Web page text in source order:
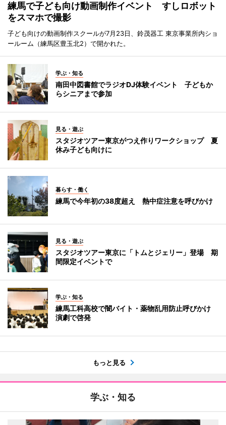
練馬で子ども向け動画制作イベント すしロボット
をスマホで撮影
子ども向けの動画制作スクールが7月23日、鈴茂器工 東京事業所内ショ
ールーム（練馬区豊玉北2）で開かれた。
学ぶ・知る
南田中図書館でラジオDJ体験イベント 子どもか
らシニアまで参加
見る・遊ぶ
スタジオツアー東京がつえ作りワークショップ 夏
休み子ども向けに
暮らす・働く
練馬で今年初の38度超え 熱中症注意を呼びかけ
見る・遊ぶ
スタジオツアー東京に「トムとジェリー」登場 期
間限定イベントで
学ぶ・知る
練馬工科高校で闇バイト・薬物乱用防止呼びかけ
演劇で啓発
もっと見る
学ぶ・知る